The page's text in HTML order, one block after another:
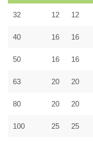
32 12 12
40 16 16
50 16 16
63 20 20
80 20 20
100 25 25